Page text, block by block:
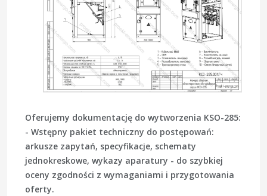
Oferujemy dokumentację do wytworzenia KSO-285:
- Wstępny pakiet techniczny do postępowań:
arkusze zapytań, specyfikacje, schematy
jednokreskowe, wykazy aparatury - do szybkiej
oceny zgodności z wymaganiami i przygotowania
oferty.